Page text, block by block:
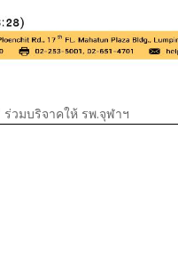
วมบริจาคให้ รพ.จุฬาฯ